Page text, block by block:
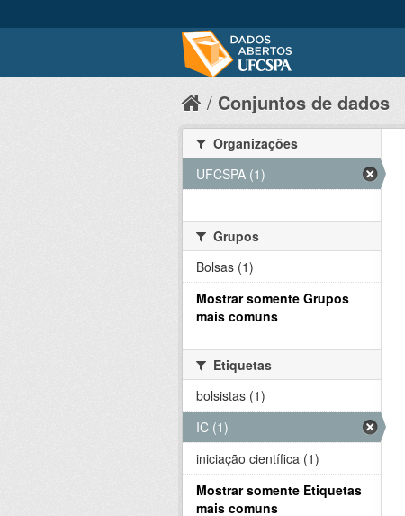
Conjuntos de dados
Organizações
UFCSPA (1)
Grupos
Bolsas (1)
Mostrar somente Grupos
mais comuns
Etiquetas
bolsistas (1)
IC (1)
iniciação científica (1)
Mostrar somente Etiquetas
mais comuns